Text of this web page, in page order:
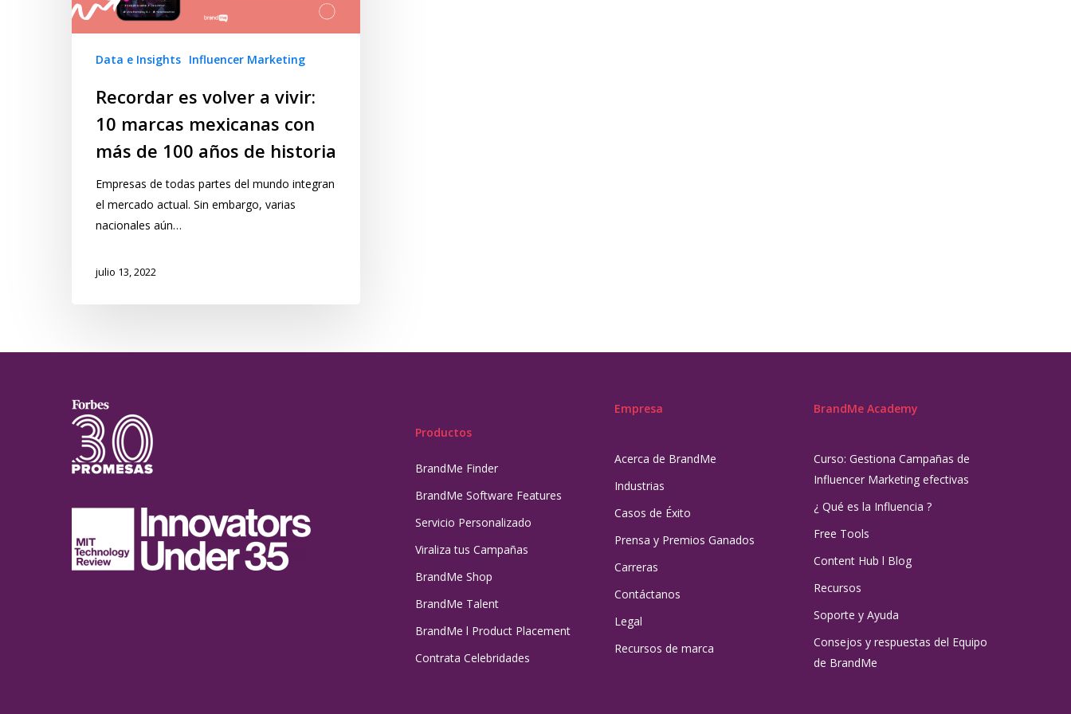
Data e Insights Influencer Marketing
Recordar es volver a vivir:
10 marcas mexicanas con
más de 100 años de historia
Empresas de todas partes del mundo integran
el mercado actual. Sin embargo, varias
nacionales aún…
julio 13, 2022
Productos
BrandMe Finder
BrandMe Software Features
Servicio Personalizado
Viraliza tus Campañas
BrandMe Shop
BrandMe Talent
BrandMe l Product Placement
Contrata Celebridades
Empresa
Acerca de BrandMe
Industrias
Casos de Éxito
Prensa y Premios Ganados
Carreras
Contáctanos
Legal
Recursos de marca
BrandMe Academy
Curso: Gestiona Campañas de
Influencer Marketing efectivas
¿ Qué es la Influencia ?
Free Tools
Content Hub l Blog
Recursos
Soporte y Ayuda
Consejos y respuestas del Equipo
de BrandMe